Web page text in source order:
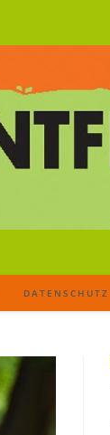
DATENSCHUTZ